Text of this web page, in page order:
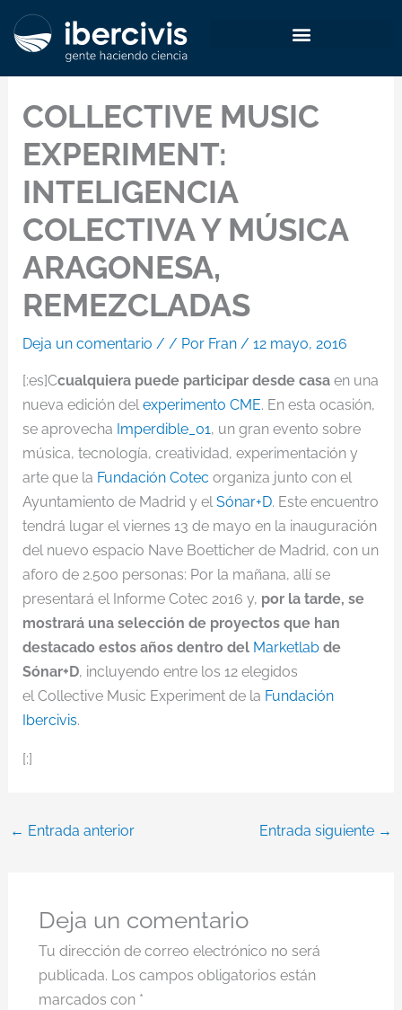
COLLECTIVE MUSIC
EXPERIMENT:
INTELIGENCIA
COLECTIVA Y MÚSICA
ARAGONESA,
REMEZCLADAS
Deja un comentario / / Por Fran / 12 mayo, 2016
[:es]Ccualquiera puede participar desde casaen una
nueva edición delexperimento CME. En esta ocasión,
se aprovecha Imperdible_01, un gran evento sobre
música, tecnología, creatividad, experimentación y
arte que la Fundación Cotec organiza junto con el
Ayuntamiento de Madrid y elSónar+D. Este encuentro
tendrá lugar el viernes 13 de mayo en la inauguración
del nuevo espacio Nave Boetticher de Madrid, con un
aforo de 2.500 personas: Por la mañana, allí se
presentará el Informe Cotec 2016 y, por la tarde, se
mostrará una selección de proyectos que han
destacado estos años dentro del Marketlab de
Sónar+D, incluyendo entre los 12 elegidos
el Collective Music Experiment de la Fundación
Ibercivis.
[:]
← Entrada anterior Entrada siguiente →
Deja un comentario
Tu dirección de correo electrónico no será
publicada. Los campos obligatorios están
marcados con *